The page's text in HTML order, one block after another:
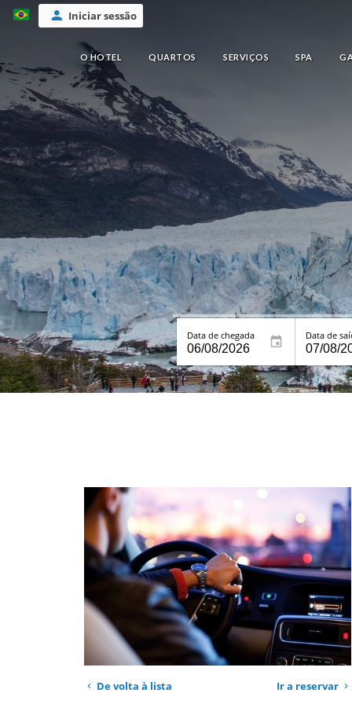
Iniciar sessão
O HOTEL QUARTOS SERVIÇOS SPA
Data de chegada Data de
De volta à lista Ir a reservar